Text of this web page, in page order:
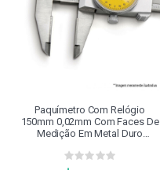
Paquímetro Com Relógio
150mm 0,02mm Com Faces De
Medição Em Metal Duro